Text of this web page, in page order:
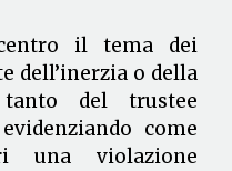
il tema dei
dell’inerzia o della
tanto del trustee
come
una violazione